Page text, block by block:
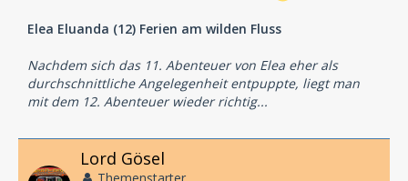
Elea Eluanda (12) Ferien am wilden Fluss
Nachdem sich das 11. Abenteuer von Elea eher als
durchschnittliche Angelegenheit entpuppte, liegt man
mit dem 12. Abenteuer wieder richtig...
Lord Gösel